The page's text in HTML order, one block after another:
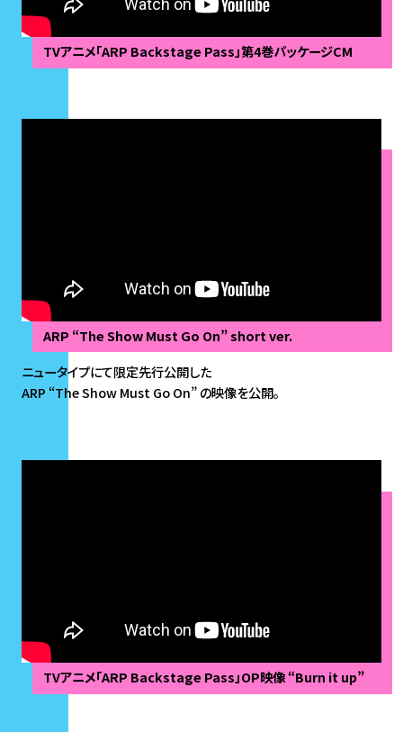
TVアニメ「ARP Backstage Pass」第4巻パッケージCM
ARP “The Show Must Go On” short ver.
ニュータイプにて限定先行公開した
ARP “The Show Must Go On” の映像を公開。
TVアニメ「ARP Backstage Pass」OP映像 “Burn it up”